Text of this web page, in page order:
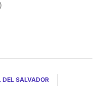
DEL SALVADOR